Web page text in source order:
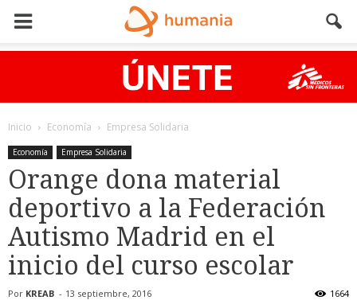
Inicio Economía Empresa Solidaria
Economía Empresa Solidaria
Orange dona material
deportivo a la Federación
Autismo Madrid en el
inicio del curso escolar
Por KREAB - 13 septiembre, 2016 1664